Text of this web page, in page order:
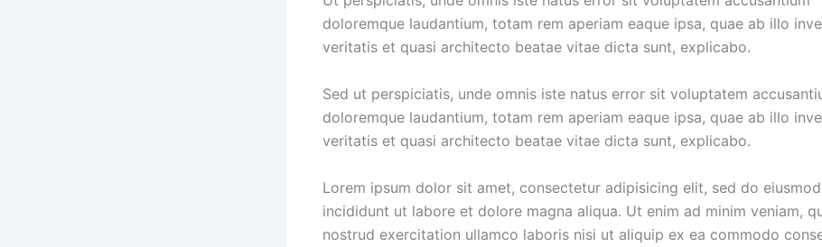
doloremque laudantium, totam rem aperiam eaque ipsa, quae ab illo
veritatis et quasi architecto beatae vitae dicta sunt, explicabo.
Sed ut perspiciatis, unde omnis iste natus error sit voluptatem
doloremque laudantium, totam rem aperiam eaque ipsa, quae ab illo
veritatis et quasi architecto beatae vitae dicta sunt, explicabo.
Lorem ipsum dolor sit amet, consectetur adipisicing elit, sed do
incididunt ut labore et dolore magna aliqua. Ut enim ad minim veniam,
nostrud exercitation ullamco laboris nisi ut aliquip ex ea commodo